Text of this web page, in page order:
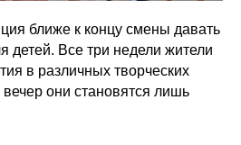
ближе к концу смены давать
детей. Все три недели жители
в различных творческих
вечер они становятся лишь